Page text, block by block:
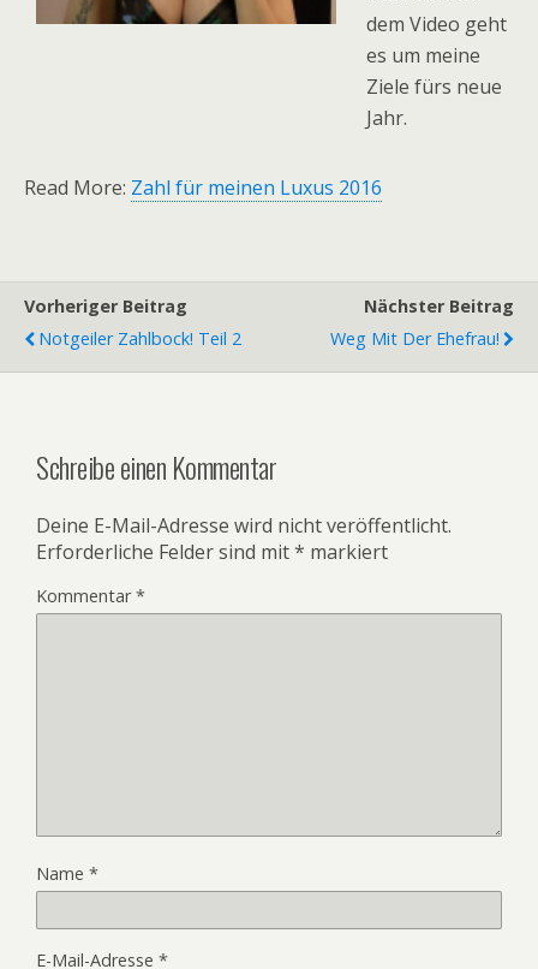
dem Video geht
es um meine
Ziele fürs neue
Jahr.
Read More: Zahl für meinen Luxus 2016
Vorheriger Beitrag
Notgeiler Zahlbock! Teil 2
Nächster Beitrag
Weg Mit Der Ehefrau!
Schreibe einen Kommentar
Deine E-Mail-Adresse wird nicht veröffentlicht.
Erforderliche Felder sind mit* markiert
Kommentar*
Name *
E-Mail-Adresse *